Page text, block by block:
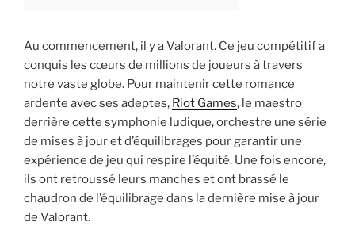
Au commencement, il y a Valorant. Ce jeu compétitif a
conquis les cœurs de millions de joueurs à travers
notre vaste globe. Pour maintenir cette romance
ardente avec ses adeptes, Riot Games, le maestro
derrière cette symphonie ludique, orchestre une série
de mises à jour et d’équilibrages pour garantir une
expérience de jeu qui respire l’équité. Une fois encore,
ils ont retroussé leurs manches et ont brassé le
chaudron de l’équilibrage dans la dernière mise à jour
de Valorant.